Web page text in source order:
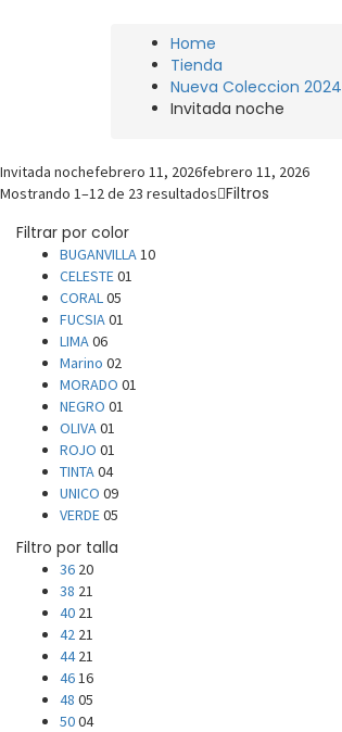
Home
Tienda
Nueva Coleccion 2024
Invitada noche
Invitada nochefebrero 11, 2026febrero 11, 2026
Mostrando 1–12 de 23 resultados Filtros
Filtrar por color
BUGANVILLA 10
CELESTE01
CORAL 05
FUCSIA 01
LIMA 06
Marino 02
MORADO 01
NEGRO 01
OLIVA 01
ROJO 01
TINTA 04
UNICO 09
VERDE05
Filtro por talla
36 20
38 21
40 21
42 21
44 21
46 16
48 05
5004